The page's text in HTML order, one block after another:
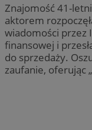
Znajomość 41-
aktorem
wiadomości
finansowej i
do sprzedaży.
zaufanie, oferując